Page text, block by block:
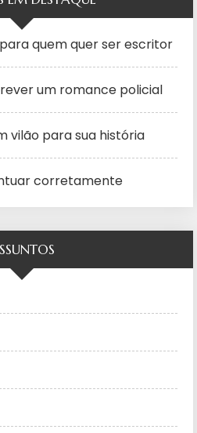
quem quer ser escritor
um romance policial
vilão para sua história
corretamente